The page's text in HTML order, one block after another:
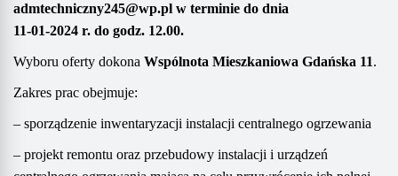
admtechniczny245@wp.pl w terminie do dnia
11-01-2024 r. do godz. 12.00.
Wyboru oferty dokona Wspólnota Mieszkaniowa Gdańska 11.
Zakres prac obejmuje:
– sporządzenie inwentaryzacji instalacji centralnego ogrzewania
– projekt remontu oraz przebudowy instalacji i urządzeń